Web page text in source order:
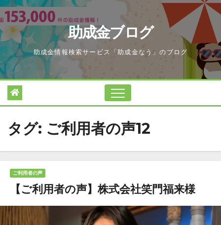
Skip
to
content
助成金ブログ
助成金情報検索サービス「助成金なう」のブログ
タグ: ご利用者の声12
ご利用者の声
【ご利用者の声】株式会社笑門福来様